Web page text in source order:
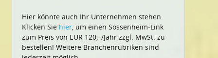
Hier könnte auch Ihr Unternehmen stehen.
Klicken Sie hier , um einen Sossenheim-Link
zum Preis von EUR 120,–/Jahr zzgl. MwSt. zu
bestellen! Weitere Branchenrubriken sind